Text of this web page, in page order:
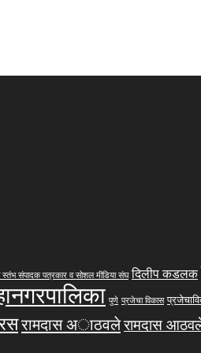
स्तंभ संपादक पत्रकार व सोशल मीडिया संघ दिलीप कडलक
पुणे प्रजेचा विकास
रामदास अाठवलेरामदास